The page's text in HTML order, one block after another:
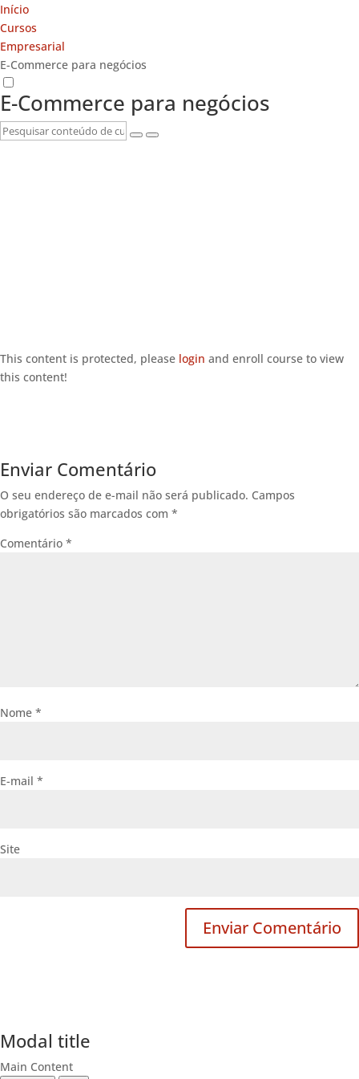
Início
Cursos
Empresarial
E-Commerce para negócios
E-Commerce para negócios
This content is protected, please login and enroll course to view
this content!
Enviar Comentário
O seu endereço de e-mail não será publicado. Campos
obrigatórios são marcados com *
Comentário *
Nome *
E-mail *
Site
Modal title
Main Content